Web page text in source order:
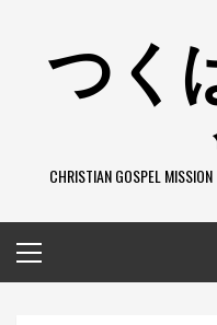
つく
CHRISTIAN GOSPEL
イ
ン